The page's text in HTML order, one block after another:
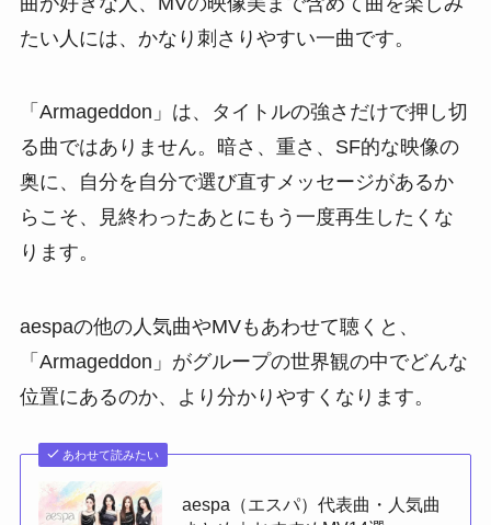
たい人には、かなり刺さりやすい一曲です。
「Armageddon」は、タイトルの強さだけで押し切
る曲ではありません。暗さ、重さ、SF的な映像の
奥に、自分を自分で選び直すメッセージがあるか
らこそ、見終わったあとにもう一度再生したくな
ります。
aespaの他の人気曲やMVもあわせて聴くと、
「Armageddon」がグループの世界観の中でどんな
位置にあるのか、より分かりやすくなります。
あわせて読みたい
aespa（エスパ）代表曲・人気曲